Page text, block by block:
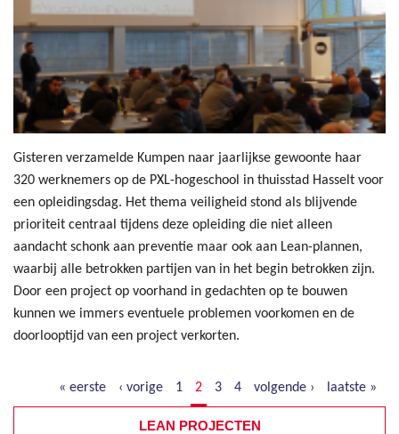
Gisteren verzamelde Kumpen naar jaarlijkse gewoonte haar
320 werknemers op de PXL-hogeschool in thuisstad Hasselt voor
een opleidingsdag. Het thema veiligheid stond als blijvende
prioriteit centraal tijdens deze opleiding die niet alleen
aandacht schonk aan preventie maar ook aan Lean-plannen,
waarbij alle betrokken partijen van in het begin betrokken zijn.
Door een project op voorhand in gedachten op te bouwen
kunnen we immers eventuele problemen voorkomen en de
doorlooptijd van een project verkorten.
« eerste ‹ vorige 1 2 3 4 volgende › laatste »
LEAN PROJECTEN